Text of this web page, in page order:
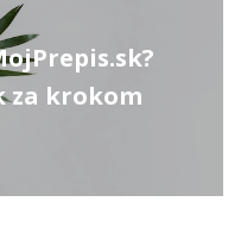
za krokom